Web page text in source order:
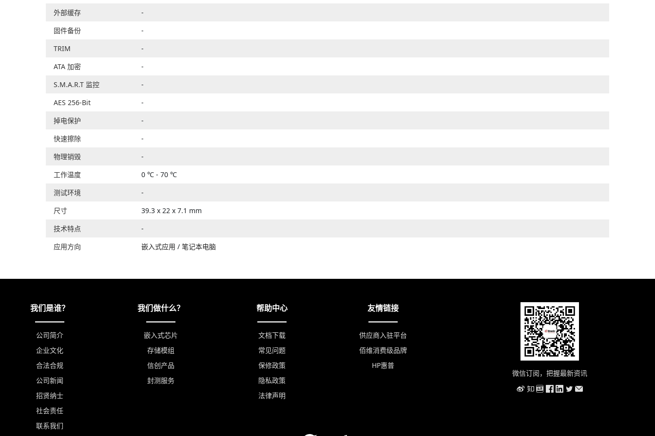
外部缓存
-
固件备份
-
TRIM
-
ATA 加密
-
S.M.A.R.T 监控
-
AES 256-Bit
-
掉电保护
-
快速擦除
-
物理销毁
-
工作温度
0 ℃ - 70 ℃
测试环境
-
尺寸
39.3 x 22 x 7.1 mm
技术特点
-
应用方向
嵌入式应用 / 笔记本电脑
我们是谁？
公司简介
企业文化
合法合规
公司新闻
招贤纳士
社会责任
联系我们
我们做什么？
嵌入式芯片
存储模组
信创产品
封测服务
帮助中心
文档下载
常见问题
保修政策
隐私政策
法律声明
友情链接
供应商入驻平台
佰维消费级品牌
HP惠普
微信订阅，把握最新资讯